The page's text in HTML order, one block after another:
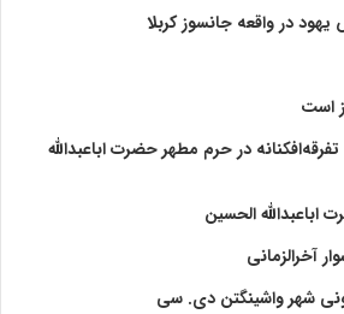
در واقعه جانسوز کربلا
است
در حرم مطهر حضرت اباعبدالله
الحسین
آخرالزمانی
شهر واشينگتن دی. سی